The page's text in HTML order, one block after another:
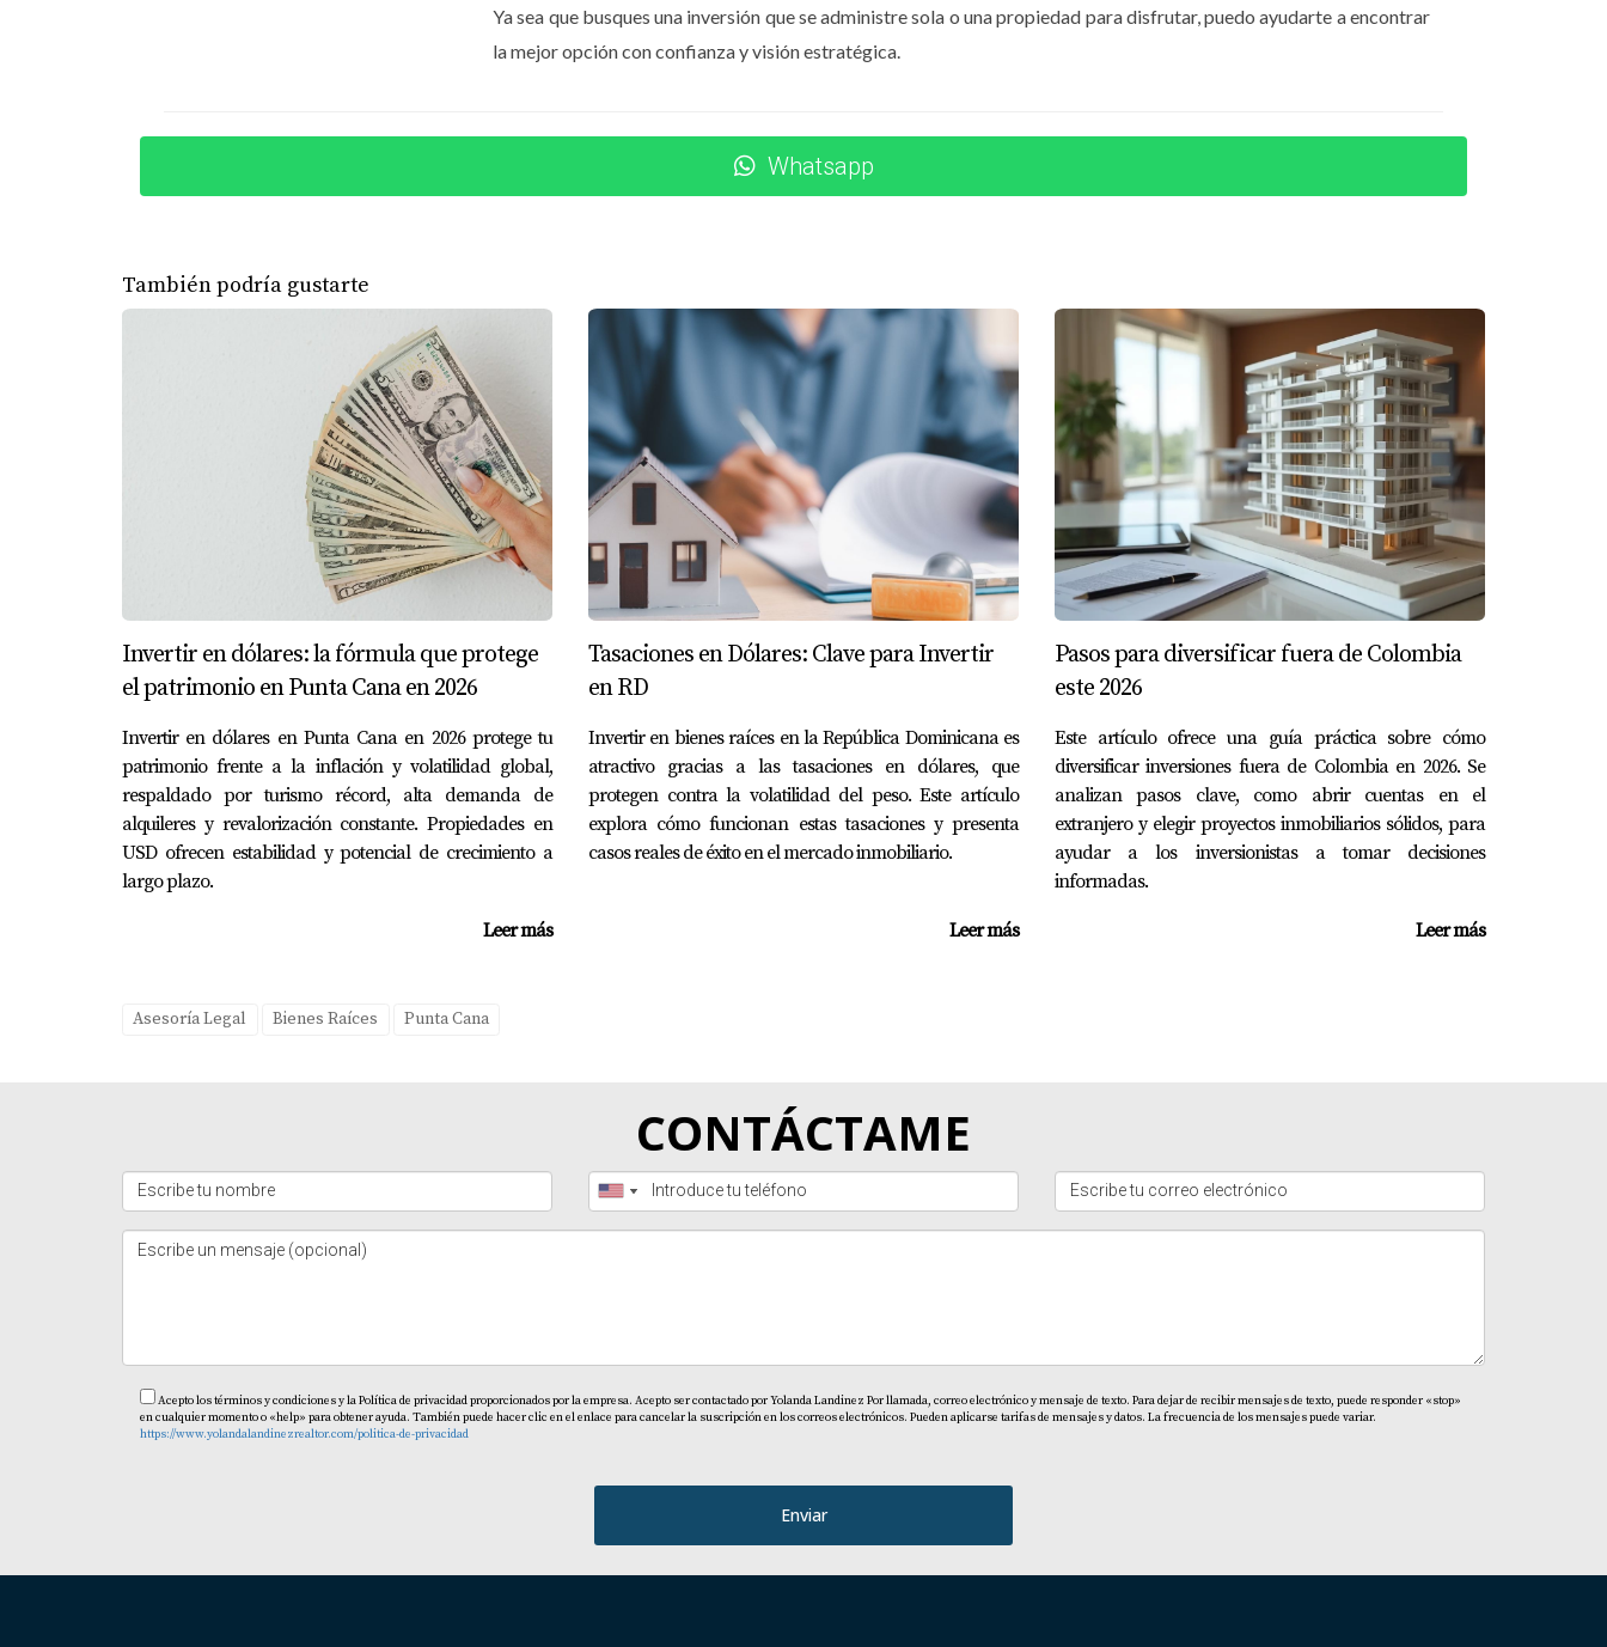
Consultar con un abogado inmobiliario independiente.
Revisar estudios técnicos, planos aprobados y contratos notarizados.
Un proyecto transparente no tendrá problema en mostrar estos documentos. Si el desarrollador evita compartirlos, es una señal de alerta.
ERRORES COMUNES AL NO VERIFICAR PERMISOS
Entre los errores más frecuentes están:
Comprar en preventa sin confirmar la titularidad del terreno.
Firmar contratos sin asesoría legal independiente.
Confiar solo en promesas de marketing o brokers sin respaldo legal.
No revisar licencias ambientales y municipales.
Estos errores han causado pérdidas millonarias a inversionistas extranjeros en proyectos que nunca se entregaron o quedaron paralizados.
CONCLUSIÓN
Confirmar permisos y licencias antes de invertir en bienes raíces en República Dominicana no es opcional, es una obligación estratégica para proteger
tu patrimonio.
Un proyecto con permisos claros, terreno titulado y estructura legal sólida es la diferencia entre una inversión segura y una pesadilla financiera.
Antes de firmar, investiga, pregunta y asesórate. La transparencia es el primer indicador de una inversión confiable.
españoles a invertir con confianza, claridad y estrategia en República Dominicana.
Ya sea que busques una inversión que se administre sola o una propiedad para disfrutar, puedo ayudarte a encontrar
la mejor opción con confianza y visión estratégica.
Whatsapp
También podría gustarte
Invertir en dólares: la fórmula que protege
el patrimonio en Punta Cana en 2026
Invertir en dólares en Punta Cana en 2026 protege tu
patrimonio frente a la inflación y volatilidad global,
respaldado por turismo récord, alta demanda de
alquileres y revalorización constante. Propiedades en
USD ofrecen estabilidad y potencial de crecimiento a
largo plazo.
Leer más
Tasaciones en Dólares: Clave para Invertir
en RD
Invertir en bienes raíces en la República Dominicana es
atractivo gracias a las tasaciones en dólares, que
protegen contra la volatilidad del peso. Este artículo
explora cómo funcionan estas tasaciones y presenta
casos reales de éxito en el mercado inmobiliario.
Leer más
Pasos para diversificar fuera de Colombia
este 2026
Este artículo ofrece una guía práctica sobre cómo
diversificar inversiones fuera de Colombia en 2026. Se
analizan pasos clave, como abrir cuentas en el
extranjero y elegir proyectos inmobiliarios sólidos, para
ayudar a los inversionistas a tomar decisiones
informadas.
Leer más
Asesoría Legal Bienes Raíces Punta Cana
CONTÁCTAME
Acepto los términos y condiciones y la Política de privacidad proporcionados por la empresa. Acepto ser contactado por Yolanda Landinez Por llamada, correo electrónico y mensaje de texto. Para dejar de recibir mensajes de texto, puede responder «stop»
en cualquier momento o «help» para obtener ayuda. También puede hacer clic en el enlace para cancelar la suscripción en los correos electrónicos. Pueden aplicarse tarifas de mensajes y datos. La frecuencia de los mensajes puede variar.
https://www.yolandalandinezrealtor.com/politica-de-privacidad
Enviar